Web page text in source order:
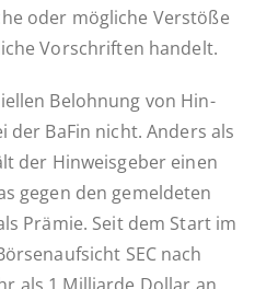
oder mög­li­che Ver­stö­ße
Vor­schrif­ten handelt.
Be­loh­nung von Hin­
der BaFin nicht. Anders als
der Hin­weis­ge­ber einen
gegen den ge­mel­de­ten
Prämie. Seit dem Start im
SEC nach